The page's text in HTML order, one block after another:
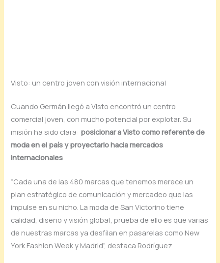
Visto: un centro joven con visión internacional
Cuando Germán llegó a Visto encontró un centro
comercial joven, con mucho potencial por explotar. Su
misión ha sido clara: posicionar a Visto como referente de
moda en el país y proyectarlo hacia mercados
internacionales
“Cada una de las 480 marcas que tenemos merece un
plan estratégico de comunicación y mercadeo que las
impulse en su nicho. La moda de San Victorino tiene
calidad, diseño y visión global; prueba de ello es que varias
de nuestras marcas ya desfilan en pasarelas como New
York Fashion Week y Madrid”, destaca Rodríguez.